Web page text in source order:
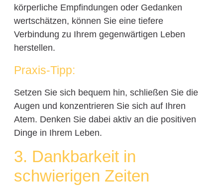
körperliche Empfindungen oder Gedanken
wertschätzen, können Sie eine tiefere
Verbindung zu Ihrem gegenwärtigen Leben
herstellen.
Praxis-Tipp:
Setzen Sie sich bequem hin, schließen Sie die
Augen und konzentrieren Sie sich auf Ihren
Atem. Denken Sie dabei aktiv an die positiven
Dinge in Ihrem Leben.
3. Dankbarkeit in
schwierigen Zeiten